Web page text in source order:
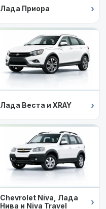
Лада Приора ›
Лада Веста и XRAY ›
Chevrolet Niva, Лада
Нива и Niva Travel
›